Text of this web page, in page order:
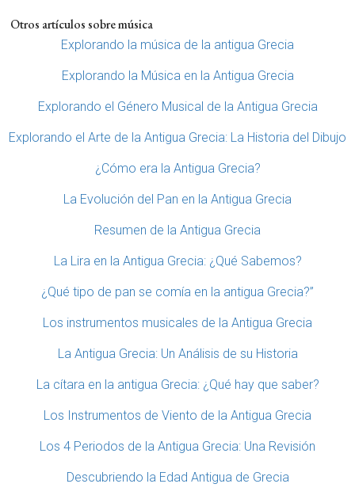
Otros artículos sobre música
Explorando la música de la antigua Grecia
Explorando la Música en la Antigua Grecia
Explorando el Género Musical de la Antigua Grecia
Explorando el Arte de la Antigua Grecia: La Historia del Dibujo
¿Cómo era la Antigua Grecia?
La Evolución del Pan en la Antigua Grecia
Resumen de la Antigua Grecia
La Lira en la Antigua Grecia: ¿Qué Sabemos?
¿Qué tipo de pan se comía en la antigua Grecia?”
Los instrumentos musicales de la Antigua Grecia
La Antigua Grecia: Un Análisis de su Historia
La cítara en la antigua Grecia: ¿Qué hay que saber?
Los Instrumentos de Viento de la Antigua Grecia
Los 4 Periodos de la Antigua Grecia: Una Revisión
Descubriendo la Edad Antigua de Grecia